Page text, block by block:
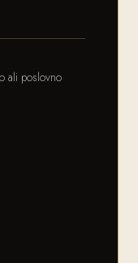
ali poslovno